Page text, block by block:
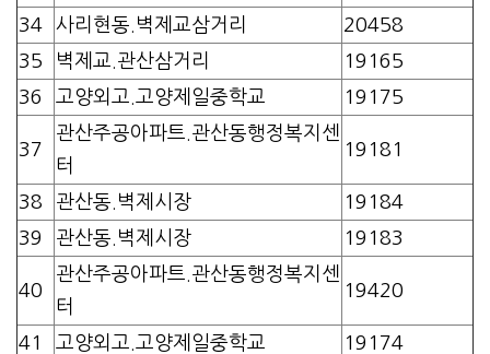
34
사리현동.벽제교삼거리
20458
35
벽제교.관산삼거리
19165
36
고양외고.고양제일중학교 19175
37
관산주공아파트.관산동행정복지센
터
19181
38 관산동.벽제시장
19184
39
관산동.벽제시장 19183
40
관산주공아파트.관산동행정복지센
터
19420
41 고양외고.고양제일중학교
19174